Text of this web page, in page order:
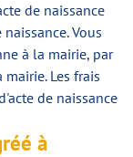
de naissance
Vous
à la mairie, par
Les frais
de naissance
à